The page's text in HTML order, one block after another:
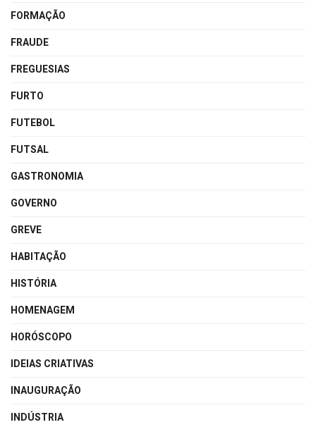
FORMAÇÃO
FRAUDE
FREGUESIAS
FURTO
FUTEBOL
FUTSAL
GASTRONOMIA
GOVERNO
GREVE
HABITAÇÃO
HISTÓRIA
HOMENAGEM
HORÓSCOPO
IDEIAS CRIATIVAS
INAUGURAÇÃO
INDÚSTRIA